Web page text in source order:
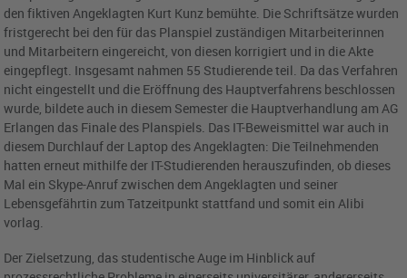
den fiktiven Angeklagten Kurt Kunz bemühte. Die Schriftsätze wurden
fristgerecht bei den für das Planspiel zuständigen Mitarbeiterinnen
und Mitarbeitern eingereicht, von diesen korrigiert und in die Akte
eingepflegt. Insgesamt nahmen 55 Studierende teil. Da das Verfahren
nicht eingestellt und die Eröffnung des Hauptverfahrens beschlossen
wurde, bildete auch in diesem Semester die Hauptverhandlung am AG
Erlangen das Finale des Planspiels. Das IT-Beweismittel war auch in
diesem Durchlauf der Laptop des Angeklagten: Die Teilnehmenden
hatten erneut mithilfe der IT-Studierenden herauszufinden, ob dieses
Mal ein Skype-Anruf zwischen dem Angeklagten und seiner
Lebensgefährtin zum Tatzeitpunkt stattfand und somit ein Alibi
vorlag.
Der Zielsetzung, das studentische Auge im Hinblick auf